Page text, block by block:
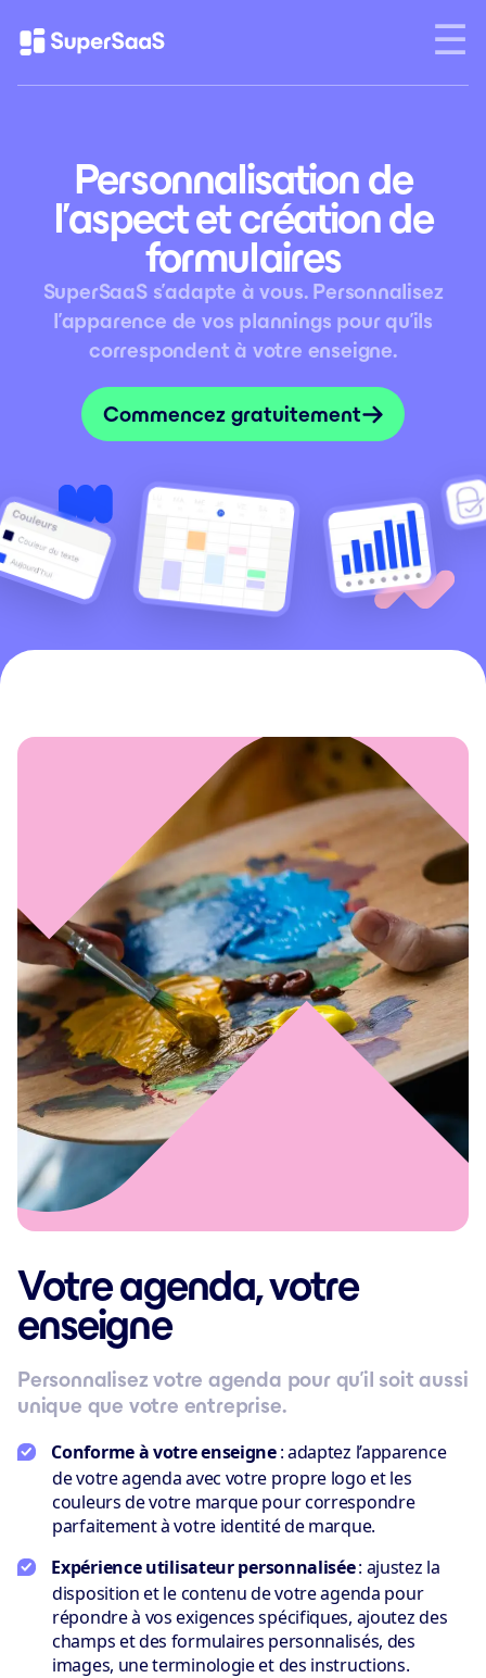
Personnalisation de
l’aspect et création de
formulaires
SuperSaaS s’adapte à vous. Personnalisez
l’apparence de vos plannings pour qu’ils
correspondent à votre enseigne.
Commencez gratuitement
Votre agenda, votre
enseigne
Personnalisez votre agenda pour qu’il soit aussi
unique que votre entreprise.
Conforme à votre enseigne: adaptez l’apparence
de votre agenda avec votre propre logo et les
couleurs de votre marque pour correspondre
parfaitement à votre identité de marque.
Expérience utilisateur personnalisée: ajustez la
disposition et le contenu de votre agenda pour
répondre à vos exigences spécifiques, ajoutez des
champs et des formulaires personnalisés, des
images, une terminologie et des instructions.